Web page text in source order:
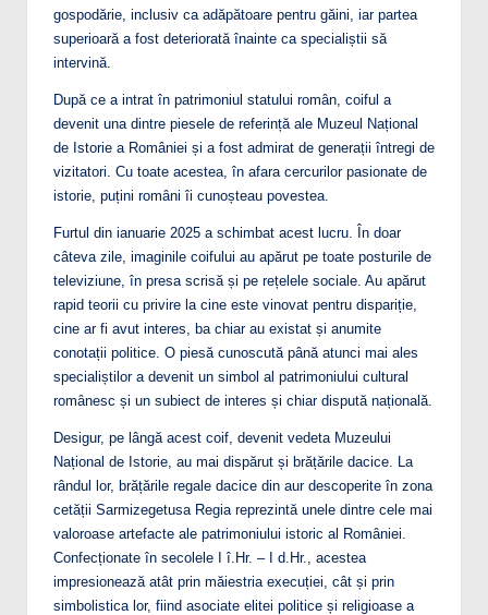
gospodărie, inclusiv ca adăpătoare pentru găini, iar partea
superioară a fost deteriorată înainte ca specialiștii să
intervină.
După ce a intrat în patrimoniul statului român, coiful a
devenit una dintre piesele de referință ale Muzeul Național
de Istorie a României și a fost admirat de generații întregi de
vizitatori. Cu toate acestea, în afara cercurilor pasionate de
istorie, puțini români îi cunoșteau povestea.
Furtul din ianuarie 2025 a schimbat acest lucru. În doar
câteva zile, imaginile coifului au apărut pe toate posturile de
televiziune, în presa scrisă și pe rețelele sociale. Au apărut
rapid teorii cu privire la cine este vinovat pentru dispariție,
cine ar fi avut interes, ba chiar au existat și anumite
conotații politice. O piesă cunoscută până atunci mai ales
specialiștilor a devenit un simbol al patrimoniului cultural
românesc și un subiect de interes și chiar dispută națională.
Desigur, pe lângă acest coif, devenit vedeta Muzeului
Național de Istorie, au mai dispărut și brățările dacice. La
rândul lor, brățările regale dacice din aur descoperite în zona
cetății Sarmizegetusa Regia reprezintă unele dintre cele mai
valoroase artefacte ale patrimoniului istoric al României.
Confecționate în secolele I î.Hr. – I d.Hr., acestea
impresionează atât prin măiestria execuției, cât și prin
simbolistica lor, fiind asociate elitei politice și religioase a